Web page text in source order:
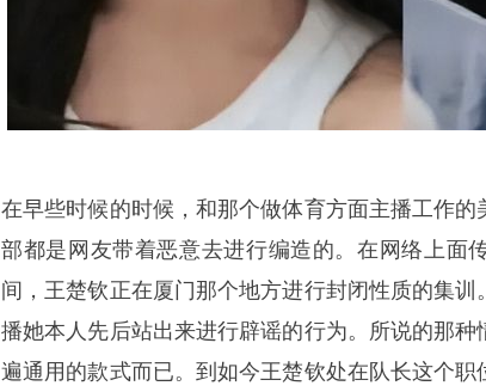
在早些时候的时候，和那个做体育方面主播工作
部都是网友带着恶意去进行编造的。在网络上面
间，王楚钦正在厦门那个地方进行封闭性质的集
播她本人先后站出来进行辟谣的行为。所说的那
遍通用的款式而已。到如今王楚钦处在队长这个